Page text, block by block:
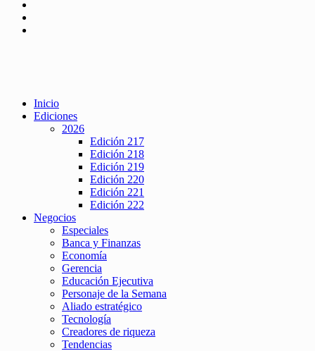
Inicio
Ediciones
2026
Edición 217
Edición 218
Edición 219
Edición 220
Edición 221
Edición 222
Negocios
Especiales
Banca y Finanzas
Economía
Gerencia
Educación Ejecutiva
Personaje de la Semana
Aliado estratégico
Tecnología
Creadores de riqueza
Tendencias